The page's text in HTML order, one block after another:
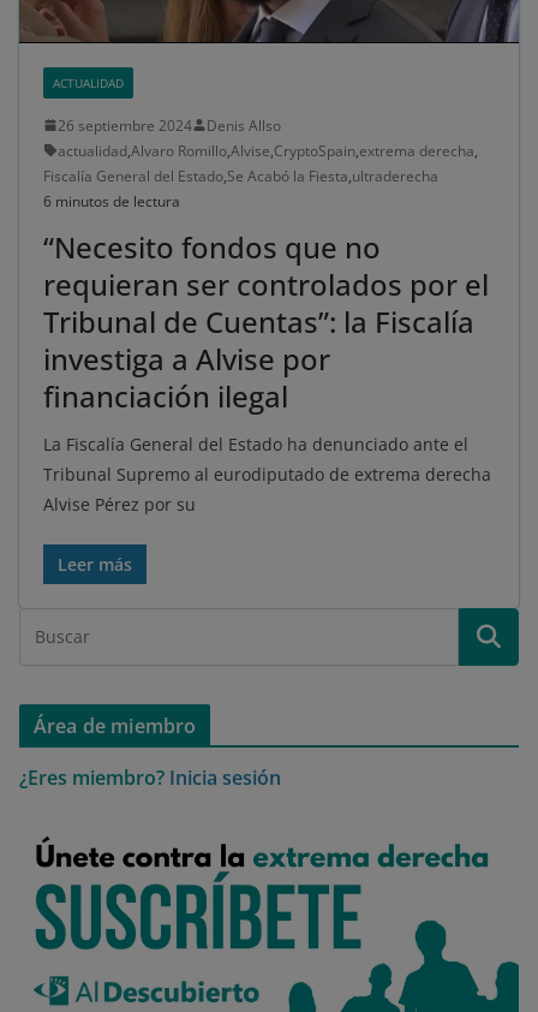
ACTUALIDAD
26 septiembre 2024
Denis Allso
actualidad,Alvaro Romillo,Alvise,CryptoSpain,extrema derecha,
Fiscalía General del Estado,Se Acabó la Fiesta,ultraderecha
6 minutos de lectura
“Necesito fondos que no
requieran ser controlados por el
Tribunal de Cuentas”: la Fiscalía
investiga a Alvise por
financiación ilegal
La Fiscalía General del Estado ha denunciado ante el
Tribunal Supremo al eurodiputado de extrema derecha
Alvise Pérez por su
Leer más
Área de miembro
¿Eres miembro? Inicia sesión